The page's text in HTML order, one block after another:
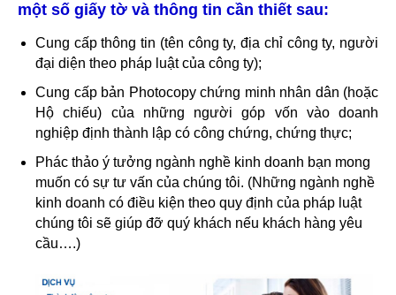
một số giấy tờ và thông tin cần thiết sau:
Cung cấp thông tin (tên công ty, địa chỉ công ty, người
đại diện theo pháp luật của công ty);
Cung cấp bản Photocopy chứng minh nhân dân (hoặc
Hộ chiếu) của những người góp vốn vào doanh
nghiệp định thành lập có công chứng, chứng thực;
Phác thảo ý tưởng ngành nghề kinh doanh bạn mong
muốn có sự tư vấn của chúng tôi. (Những ngành nghề
kinh doanh có điều kiện theo quy định của pháp luật
chúng tôi sẽ giúp đỡ quý khách nếu khách hàng yêu
cầu….)